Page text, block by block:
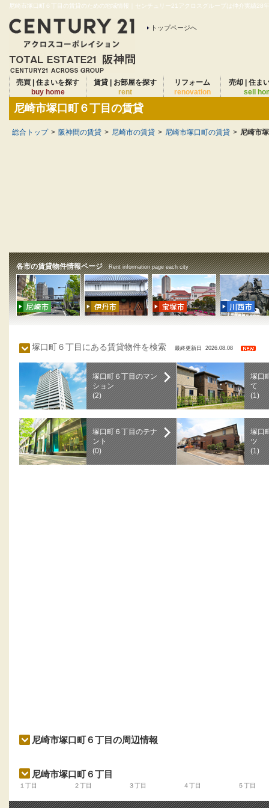
尼崎市塚口町６丁目の賃貸のための地域情報｜センチュリー21アクロスグループは仲介実績28
トップページへ
売買 | 住まいを探す
buy home
賃貸 | お部屋を探す
rent
リフォーム
renovation
売却 | 住ま
sell
尼崎市塚口町６丁目の賃貸
総合トップ > 阪神間の賃貸 > 尼崎市の賃貸 > 尼崎市塚口町の賃貸 > 尼崎市
各市の賃貸物件情報ページ Rent information page each city
塚口町６丁目にある賃貸物件を検索 最終更新日 2026.08.08
塚口町６丁目のマン
ション
(2)
塚口
て
(1)
塚口町６丁目のテナ
ント
(0)
塚口
ツ
(1)
尼崎市塚口町６丁目の周辺情報
尼崎市塚口町６丁目
１丁目 ２丁目 ３丁目 ４丁目 ５丁目